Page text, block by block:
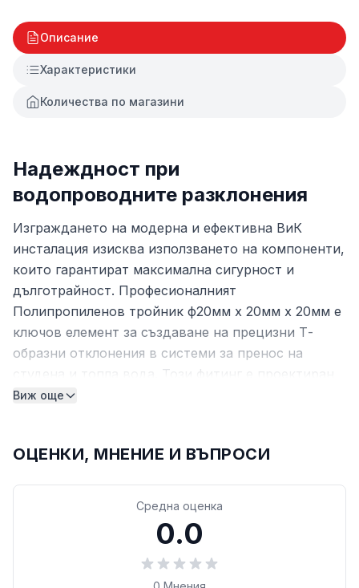
Описание
Характеристики
Количества по магазини
Надеждност при
водопроводните разклонения
Изграждането на модерна и ефективна ВиК
инсталация изисква използването на компоненти,
които гарантират максимална сигурност и
дълготрайност. Професионалният
Полипропиленов тройник ф20мм х 20мм х 20мм е
ключов елемент за създаване на прецизни Т-
образни отклонения в системи за пренос на
студена и топла вода. Този фитинг е проектиран
да осигури безупречно свързване на три тръби с
мрежа.
Изборът на Полипропиленов тройник ф20мм х
20мм х 20мм гарантира отлична термична и
механична устойчивост. Благодарение на
свойствата на PPR материала, този фитинг е
Виж още
ОЦЕНКИ, МНЕНИЕ И ВЪПРОСИ
Средна оценка
0.0